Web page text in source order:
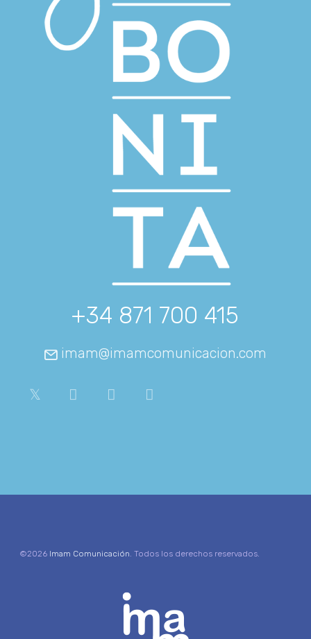
+34 871 700 415
imam@imamcomunicacion.com
©2026 Imam Comunicación. Todos los derechos reservados.